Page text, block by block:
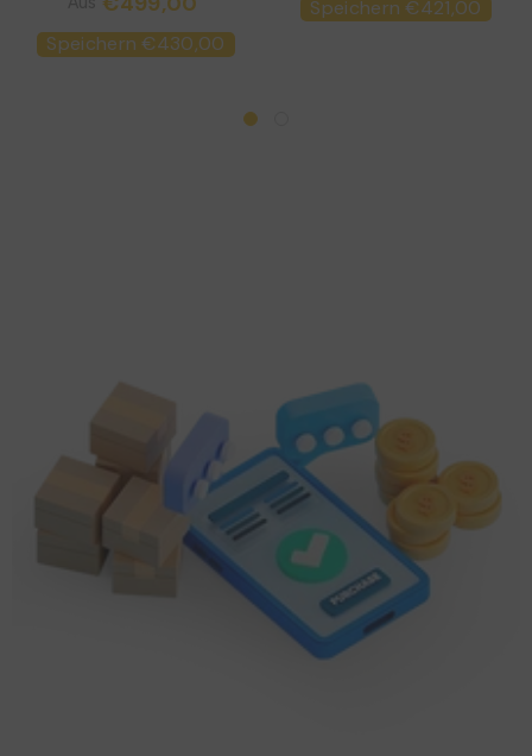
Speichern €430,00
Speichern €421,00